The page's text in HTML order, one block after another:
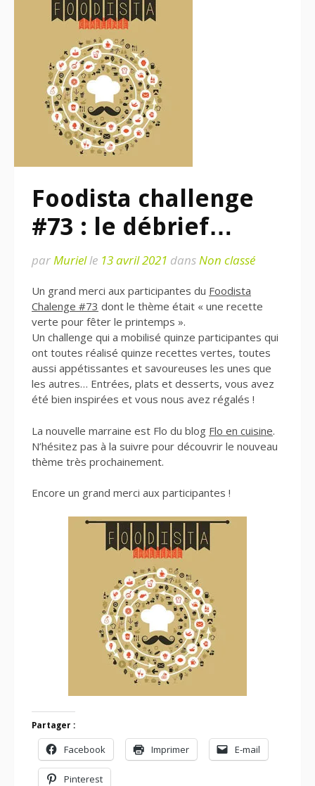
Foodista challenge
#73 : le débrief…
parMurielle 13 avril 2021 dansNon classé
Un grand merci aux participantes du Foodista
Chalenge #73 dont le thème était « une recette
verte pour fêter le printemps ».
Un challenge qui a mobilisé quinze participantes qui
ont toutes réalisé quinze recettes vertes, toutes
aussi appétissantes et savoureuses les unes que
les autres… Entrées, plats et desserts, vous avez
été bien inspirées et vous nous avez régalés !
La nouvelle marraine est Flo du blog Flo en cuisine.
N’hésitez pas à la suivre pour découvrir le nouveau
thème très prochainement.
Encore un grand merci aux participantes !
Partager :
Facebook Imprimer E-mail
Pinterest